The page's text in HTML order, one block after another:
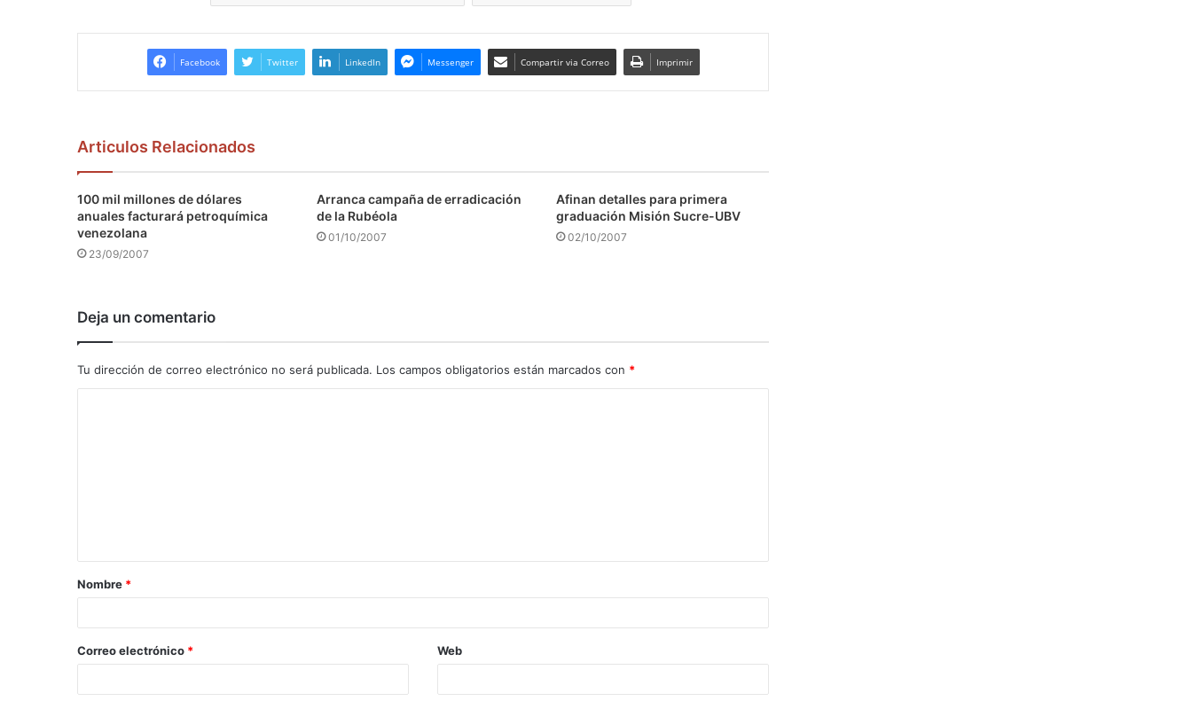
Facebook Twitter LinkedIn Messenger Compartir via Correo Imprimir
Articulos Relacionados
100 mil millones de dólares
anuales facturará petroquímica
venezolana
23/09/2007
Arranca campaña de erradicación
de la Rubéola
01/10/2007
Afinan detalles para primera
graduación Misión Sucre-UBV
02/10/2007
Deja un comentario
Tu dirección de correo electrónico no será publicada. Los campos obligatorios están marcados con *
a
r
*
Nombre *
Correo electrónico * Web